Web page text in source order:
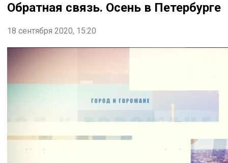
Обратная связь. Осень в Петербурге
18 сентября 2020, 15:20